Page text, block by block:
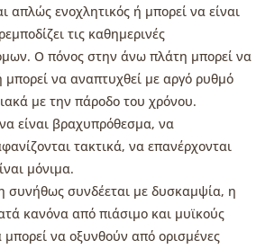
απλώς ενοχλητικός ή μπορεί να είναι
τις καθημερινές
Ο πόνος στην άνω πλάτη μπορεί να
μπορεί να αναπτυχθεί με αργό ρυθμό
με την πάροδο του χρόνου.
είναι βραχυπρόθεσμα, να
τακτικά, να επανέρχονται
μόνιμα.
συνδέεται με δυσκαμψία, η
κανόνα από πιάσιμο και μυϊκούς
να οξυνθούν από ορισμένες